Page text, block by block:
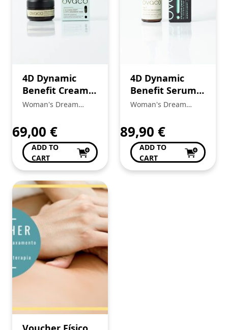
4D Dynamic
Benefit Cream
Step 4
Woman's Dream
de Anabela Pinto
69,00 €
ADD TO
CART
4D Dynamic
Benefit Serum
Step 1
Woman's Dream
de Anabela Pinto
89,90 €
ADD TO
CART